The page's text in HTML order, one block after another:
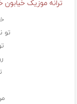
ترانه موزیک
تو